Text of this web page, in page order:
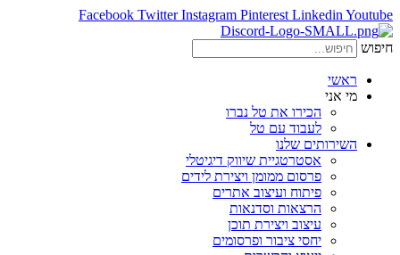
Facebook Twitter Instagram Pinterest Linkedin Youtube
חיפוש
ראשי
מי אני
הכירו את טל נברו
לעבוד עם טל
השירותים שלנו
אסטרטגיית שיווק דיגיטלי
פרסום ממומן ויצירת לידים
פיתוח ועיצוב אתרים
הרצאות וסדנאות
עיצוב ויצירת תוכן
יחסי ציבור ופרסומים